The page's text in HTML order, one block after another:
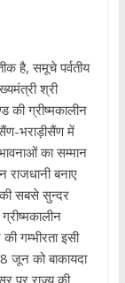
है, समूचे पर्वतीय
श्री
की ग्रीष्मकालीन
भराड़ीसैंण में
का सम्मान
बनाए
की सबसे सुन्दर
गम्भीरता इसी
जून को बाकायदा